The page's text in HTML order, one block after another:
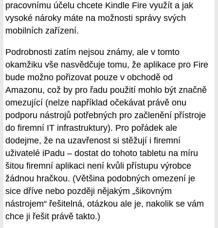
pracovnímu účelu chcete Kindle Fire využít a jak
vysoké nároky máte na možnosti správy svých
mobilních zařízení.
Podrobnosti zatím nejsou známy, ale v tomto
okamžiku vše nasvědčuje tomu, že aplikace pro Fire
bude možno pořizovat pouze v obchodě od
Amazonu, což by pro řadu použití mohlo být značně
omezující (nelze například očekávat právě onu
podporu nástrojů potřebných pro začlenění přístroje
do firemní IT infrastruktury). Pro pořádek ale
dodejme, že na uzavřenost si stěžují i firemní
uživatelé iPadu – dostat do tohoto tabletu na míru
šitou firemní aplikaci není kvůli přístupu výrobce
žádnou hračkou. (Většina podobných omezení je
sice dříve nebo později nějakým „šikovným
nástrojem“ řešitelná, otázkou ale je, nakolik se vám
chce ji řešit právě takto.)